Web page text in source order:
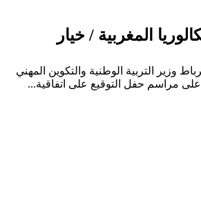
المغربية / خيار
وزير التربية الوطنية والتكوين المهني
على مراسم حفل التوقيع على اتفاقية...